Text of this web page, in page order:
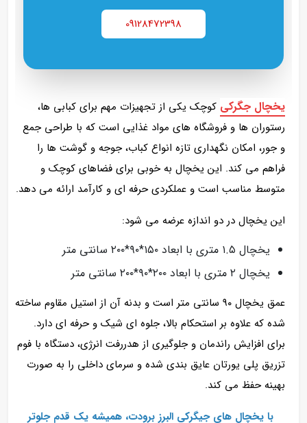
09128472398
یخچال جگرکی کوچک یکی از تجهیزات مهم برای کبابی‌ ها،
رستوران‌ ها و فروشگاه‌ های مواد غذایی است که با طراحی جمع‌
و جور، امکان نگهداری تازه انواع کباب، جوجه و گوشت‌ ها را
فراهم می‌ کند. این یخچال به‌ خوبی برای فضاهای کوچک و
متوسط مناسب است و عملکردی حرفه‌ ای و کارآمد ارائه می‌ دهد.
این یخچال در دو اندازه عرضه می‌ شود:
یخچال ۱.۵ متری با ابعاد ۱۵۰*۹۰*۲۰۰ سانتی‌ متر
یخچال ۲ متری با ابعاد ۲۰۰*۹۰*۲۰۰ سانتی‌ متر
عمق یخچال ۹۰ سانتی‌ متر است و بدنه آن از استیل مقاوم ساخته
شده که علاوه بر استحکام بالا، جلوه‌ ای شیک و حرفه‌ ای دارد.
برای افزایش راندمان و جلوگیری از هدررفت انرژی، دستگاه با فوم
تزریق پلی‌ یورتان عایق‌ بندی شده و سرمای داخلی را به‌ صورت
بهینه حفظ می‌ کند.
با یخچال‌ های جیگرکی البرز برودت، همیشه یک قدم جلوتر